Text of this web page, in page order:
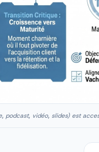
podcast, vidéo, slides) est